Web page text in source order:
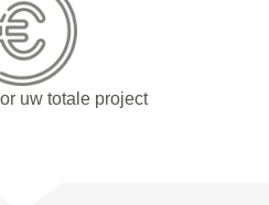
uw totale project